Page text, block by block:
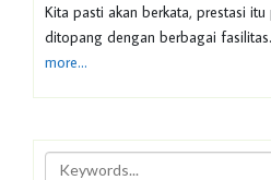
Kita pasti akan berkata, prestasi itu
ditopang dengan berbagai
more…